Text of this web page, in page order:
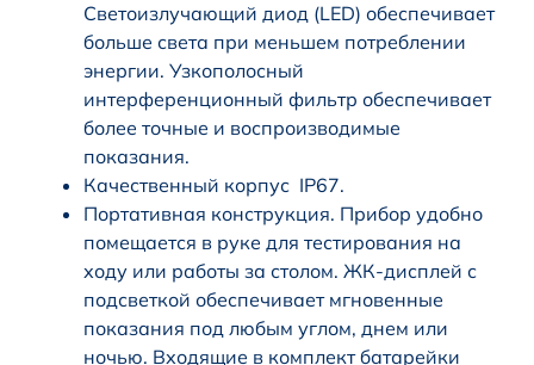
Светоизлучающий диод (LED) обеспечивает
больше света при меньшем потреблении
энергии. Узкополосный
интерференционный фильтр обеспечивает
более точные и воспроизводимые
показания.
Качественный корпус IP67.
Портативная конструкция. Прибор удобно
помещается в руке для тестирования на
ходу или работы за столом. ЖК-дисплей с
подсветкой обеспечивает мгновенные
показания под любым углом, днем или
ночью. Входящие в комплект батарейки